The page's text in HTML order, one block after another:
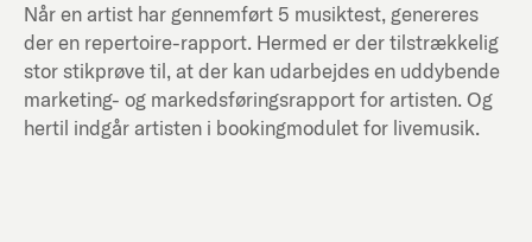
Når en artist har gennemført 5 musiktest, genereres
der en repertoire-rapport. Hermed er der tilstrækkelig
stor stikprøve til, at der kan udarbejdes en uddybende
marketing- og markedsføringsrapport for artisten. Og
hertil indgår artisten i bookingmodulet for livemusik.